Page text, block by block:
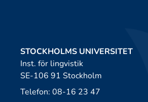
STOCKHOLMS UNIVERSITET
Inst. för lingvistik
SE-106 91 Stockholm
Telefon: 08-16 23 47